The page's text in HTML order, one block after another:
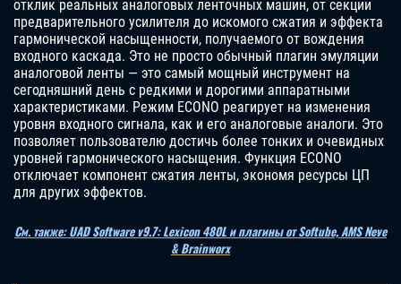
отклик реальных аналоговых ленточных машин, от секции
предварительного усилителя до искомого сжатия и эффекта
гармонической насыщенности, получаемого от вождения
входного каскада. Это не просто обычный плагин эмуляции
аналоговой ленты — это самый мощный инструмент на
сегодняшний день с редкими и дорогими аппаратными
характеристиками. Режим ECONO реагирует на изменения
уровня входного сигнала, как и его аналоговые аналоги. Это
позволяет пользователю достичь более тонких и очевидных
уровней гармонического насыщения. Функция ECONO
отключает компонент сжатия ленты, экономя ресурсы ЦП
для других эффектов.
См. также: UAD Software v9.7: Lexicon 480L и плагины от Softube, AMS Neve
& Brainworx